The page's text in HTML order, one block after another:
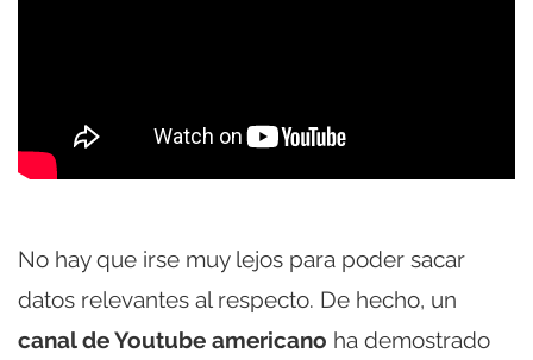
No hay que irse muy lejos para poder sacar
datos relevantes al respecto. De hecho, un
canal de Youtube americano ha demostrado